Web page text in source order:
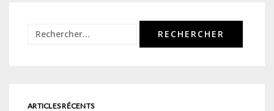
Rechercher :
ARTICLES RÉCENTS